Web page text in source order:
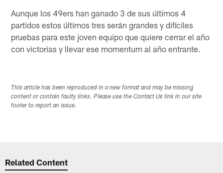
Aunque los 49ers han ganado 3 de sus últimos 4
partidos estos últimos tres serán grandes y difíciles
pruebas para este joven equipo que quiere cerrar el año
con victorias y llevar ese momentum al año entrante.
This article has been reproduced in a new format and may be missing
content or contain faulty links. Please use the Contact Us link in our site
footer to report an issue.
Related Content